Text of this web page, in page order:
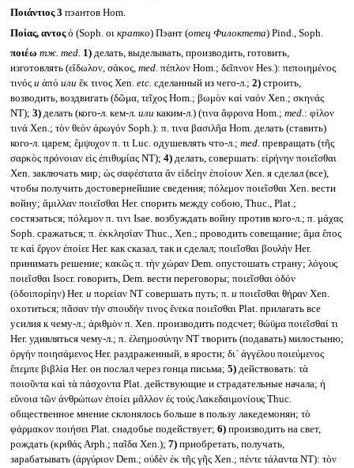
Ποιάντιος 3 пэантов Hom.
Ποίας, αντοςὁ (Soph. οι кратко) Пэант (отец Филоктета) Pind., Soph.
ποιέω тж. med. 1)делать, выделывать, производить, готовить,
изготовлять (εἴδωλον, σάκος, med. πέπλον Hom.; δεῖπνον Hes.): πεποιημένος
τινός и ἀπό или ἔκ τινος Xen. etc. сделанный из чего-л.; 2)строить,
возводить, воздвигать (δῶμα, τεῖχος Hom.; βωμὸν καὶ ναόν Xen.; σκηνάς
NT); 3)делать (кого-л. кем-л. или каким-л.) (τινα ἄφρονα Hom.; med.: φίλον
τινά Xen.; τὸν θεὸν ἀρωγόν Soph.): π. τινα βασιλῆα Hom. делать (ставить)
кого-л. царем; ἔμψυχον π. τι Luc. одушевлять что-л.; med. превращать (τῆς
σαρκὸς πρόνοιαν εἰς ἐπιθυμίας NT); 4)делать, совершать: εἰρήνην ποιεῖσθαι
Xen. заключать мир; ὡς σαφέστατα ἂν εἰδείην ἐποίουν Xen. я сделал (все),
чтобы получить достовернейшие сведения; πόλεμον ποιεῖσθαι Xen. вести
войну; ἅμιλλαν ποιεῖσθαι Her. спорить между собою, Thuc., Plat.;
состязаться; πόλεμον π. τινι Isae. возбуждать войну против кого-л.; π. μάχας
Soph. сражаться; π. ἐκκλησίαν Thuc., Xen.; проводить совещание; ἅμα ἔπος
τε καὶ ἔργον ἐποίεε Her. как сказал, так и сделал; ποιεῖσθαι βουλήν Her.
принимать решение; κακῶς π. τὴν χώραν Dem. опустошать страну; λόγους
ποιεῖσθαι Isocr. говорить, Dem. вести переговоры; ποιεῖσθαι ὁδόν
(ὁδοιπορίην) Her. и πορείαν NT совершать путь; π. и ποιεῖσθαι θήραν Xen.
охотиться; πᾶσαν τὴν σπουδήν τινος ἕνεκα ποιεῖσθαι Plat. прилагать все
усилия к чему-л.; ἀριθμὸν π. Xen. производить подсчет; θώϋμα ποιεῖσθαί τι
Her. удивляться чему-л.; π. ἐλεημοσύνην NT творить (подавать) милостыню;
ὁργὴν ποιησάμενος Her. раздраженный, в ярости; δι᾽ ἀγγέλου ποιεύμενος
ἔπεμπε βιβλία Her. он послал через гонца письма; 5)действовать: τὰ
ποιοῦντα καὶ τὰ πάσχοντα Plat. действующие и страдательные начала; ἡ
εὔνοια τῶν ἀνθρώπων ἐποίει μᾶλλον ἐς τούς Λακεδαιμονίους Thuc.
общественное мнение склонялось больше в пользу лакедемонян; τὸ
φάρμακον ποιήσει Plat. снадобье подействует; 6)производить на свет,
рождать (κριθάς Arph.; παῖδα Xen.); 7)приобретать, получать,
зарабатывать (ἀργύριον Dem.; οὐδὲν ἐκ τῆς γῆς Xen.; πέντε τάλαντα NT): τὸν